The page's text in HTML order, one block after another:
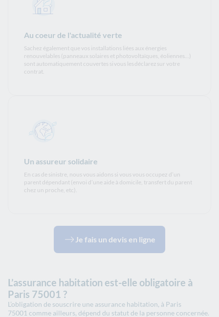
Au coeur de l'actualité verte
Sachez également que vos installations liées aux énergies
renouvelables (panneaux solaires et photovoltaïques, éoliennes...)
sont automatiquement couvertes si vous les déclarez sur votre
contrat.
Un assureur solidaire
En cas de sinistre, nous vous aidons si vous vous occupez d’un
parent dépendant (envoi d’une aide à domicile, transfert du parent
chez un proche, etc).
Je fais un devis en ligne
L’assurance habitation est-elle obligatoire à
Paris 75001 ?
L’obligation de souscrire une assurance habitation, à Paris
75001 comme ailleurs, dépend du statut de la personne concernée.